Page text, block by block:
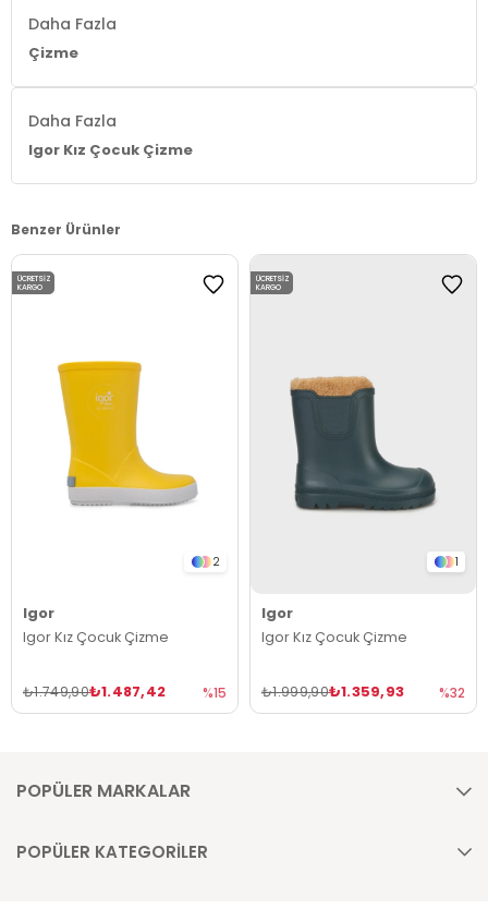
4DK0W10274.17
Daha Fazla
Çizme
Daha Fazla
Igor Kız Çocuk Çizme
Benzer Ürünler
2
Igor
Igor Kız Çocuk Çizme
₺1.487,42
₺1.749,90 %15
ÜCRETSIZ
KARGO
1
Igor
Igor Kız Çocuk Çizme
₺1.359,93
₺1.999,90 %32
ÜCRETSIZ
KARGO
POPÜLER MARKALAR
POPÜLER KATEGORİLER